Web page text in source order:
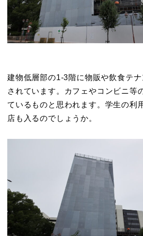
建物低層部の1-3階に物販や飲食テ
されています。カフェやコンビニ等
ているものと思われます。学生の利
店も入るのでしょうか。